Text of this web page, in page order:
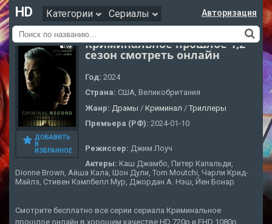
HD Категории Сериалы Авторизация
ДОБАВИТЬ
В
ИЗБРАННОЕ
Криминальное прошлое 1,2
сезон смотреть онлайн
Год: 2024
Страна: США, Великобритания
Жанр: Драмы / Криминал / Триллеры
Премьера (РФ): 2024-01-10
Режиссер: Джим Лоуч
Актеры: Каш Джамбо, Питер Капальди,
Dionne Brown, Айша Кала, Шон Дули, Tom Moutchi, Чарли Крид-
Майлз, Стивен Кэмпбелл Мур, Джордан А. Нэш, Йен Бонар
Смотрите бесплатно все серии сериала Криминальное
прошлое онлайн в хорошем качестве HD 720p и FHD 1080p.